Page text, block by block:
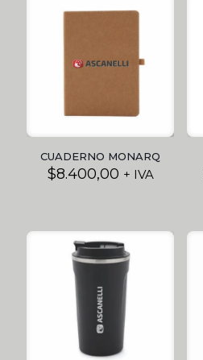
CUADERNO MONARQ
$8.400,00 + IVA